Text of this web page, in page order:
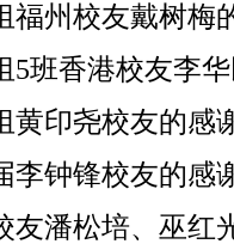
福州校友戴树梅
5班香港校友李
黄印尧校友的感
李钟锋校友的感
友潘松培、巫红